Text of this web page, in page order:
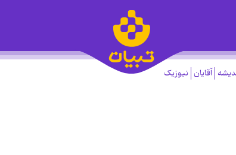
آقایان نیوزیک